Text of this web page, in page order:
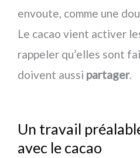
envoute, comme une
Le cacao vient activer
rappeler qu’elles sont
doivent aussi partager.
Un travail
avec le cacao